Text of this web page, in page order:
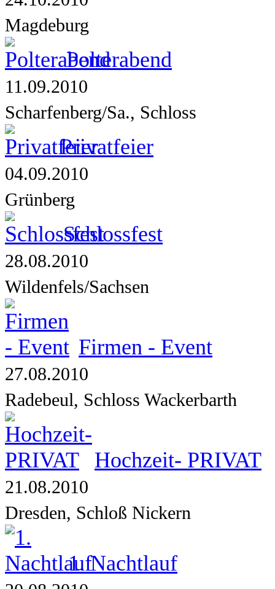
Magdeburg
Polterabend
11.09.2010
Scharfenberg/Sa., Schloss
Privatfeier
04.09.2010
Grünberg
Schlossfest
28.08.2010
Wildenfels/Sachsen
Firmen - Event
27.08.2010
Radebeul, Schloss Wackerbarth
Hochzeit- PRIVAT
21.08.2010
Dresden, Schloß Nickern
1. Nachtlauf